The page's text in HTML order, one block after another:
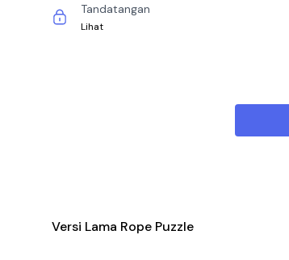
Tandatangan
Lihat
Versi Lama Rope Puzzle